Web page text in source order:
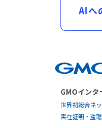
AIへ
GMOインタ
世界初総合ネ
実在証明・盗